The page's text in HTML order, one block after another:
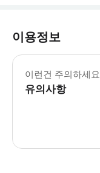
이용정보
이런건 주의하세요
유의사항